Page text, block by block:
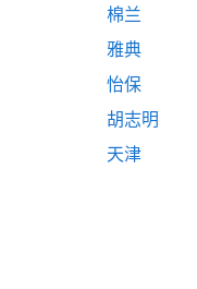
棉兰
雅典
怡保
胡志明
天津